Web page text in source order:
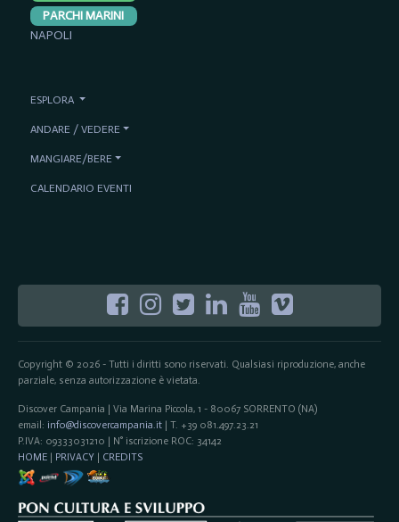
Copyright © 2026 - Tutti i diritti sono riservati. Qualsiasi riproduzione, anche
parziale, senza autorizzazione è vietata.
Discover Campania | Via Marina Piccola, 1 - 80067 SORRENTO (NA)
email: info@discovercampania.it| T. +39 081.497.23.21
P.IVA: 09333031210 | N° iscrizione ROC: 34142
HOME| PRIVACY | CREDITS
PARCHI MARINI
NAPOLI
ESPLORA
ANDARE / VEDERE
MANGIARE/BERE
CALENDARIO EVENTI